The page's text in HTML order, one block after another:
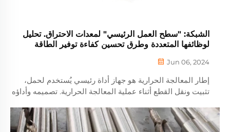
الشبكة: "سطح العمل الرئيسي" لمعدات الاحتراق. تحليل
لوظائفها المتعددة وطرق تحسين كفاءة توفير الطاقة
Jun 06, 2024
إطار المعالجة الحرارية هو جهاز أداة رئيسي يُستخدم لحمل،
تثبيت ونقل القطع أثناء عملية المعالجة الحرارية. تصميمه وأداؤه
الحرارية. ما يلي هو نواة ...